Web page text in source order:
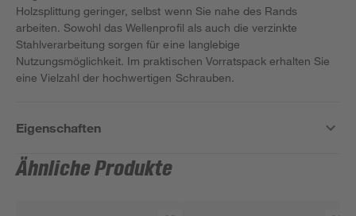
Holzsplittung geringer, selbst wenn Sie nahe des Rands
arbeiten. Sowohl das Wellenprofil als auch die verzinkte
Stahlverarbeitung sorgen für eine langlebige
Nutzungsmöglichkeit. Im praktischen Vorratspack erhalten Sie
eine Vielzahl der hochwertigen Schrauben.
Eigenschaften
Ähnliche Produkte